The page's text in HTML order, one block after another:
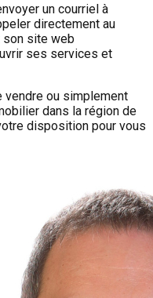
un courriel à
directement au
site web
ses services et
vendre ou simplement
dans la région de
disposition pour vous